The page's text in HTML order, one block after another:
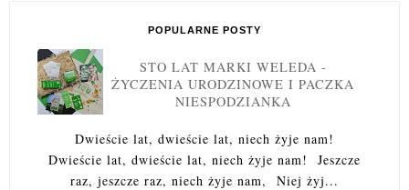
POPULARNE POSTY
STO LAT MARKI WELEDA -
ŻYCZENIA URODZINOWE I PACZKA
NIESPODZIANKA
Dwieście lat, dwieście lat, niech żyje nam!
Dwieście lat, dwieście lat, niech żyje nam! Jeszcze
raz, jeszcze raz, niech żyje nam, Niej żyj...